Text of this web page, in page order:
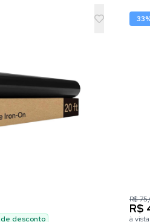
de desconto
33
R$
R$
à